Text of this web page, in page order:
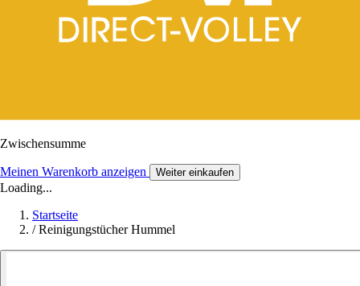
Zwischensumme
Meinen Warenkorb anzeigen Weiter einkaufen
Loading...
Startseite
/ Reinigungstücher Hummel